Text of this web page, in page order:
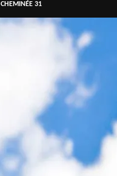
CHEMINÉE 31